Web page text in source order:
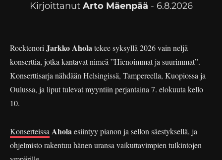
Kirjoittanut Arto Mäenpää - 6.8.2026
Rocktenori Jarkko Aholatekee syksyllä 2026 vain neljä
konserttia, jotka kantavat nimeä ”Hienoimmat ja suurimmat”.
Konserttisarja nähdään Helsingissä, Tampereella, Kuopiossa ja
Oulussa, ja liput tulevat myyntiin perjantaina 7. elokuuta kello
10.
Konserteissa Aholaesiintyy pianon ja sellon säestyksellä, ja
ohjelmisto rakentuu hänen uransa vaikuttavimpien tulkintojen